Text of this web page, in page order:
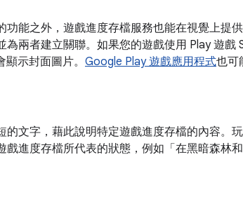
功能之外，遊戲進度存檔服務也能在視覺上提
為兩者建立關聯。如果您的遊戲使用 Play 遊
顯示封面圖片。 Google Play 遊戲應用程式也可
的文字，藉此說明特定遊戲進度存檔的內容。
戲進度存檔所代表的狀態，例如「在黑暗森林和